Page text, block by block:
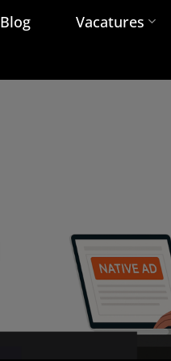
Blog
Vacatures